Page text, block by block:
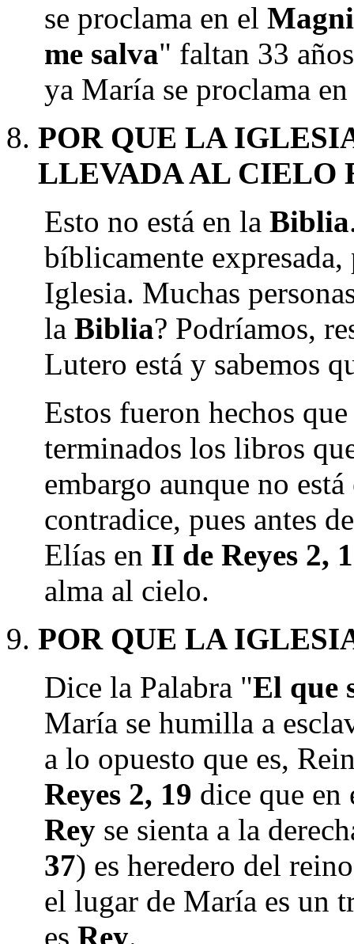
se proclama en el
me salva" faltan 33
ya María se proclama
POR QUE LA
LLEVADA AL CIELO
Esto no está en la Biblia
bíblicamente
Iglesia. Muchas
la Biblia? Podríamos,
Lutero está y sabemos
Estos fueron hechos
terminados los libros
embargo aunque no
contradice, pues antes
Elías en II de Reyes 2,
alma al cielo.
POR QUE LA
Dice la Palabra "El que
María se humilla a
a lo opuesto que es,
Reyes 2, 19 dice que
Rey se sienta a la
37) es heredero del
el lugar de María es un
es Rey.